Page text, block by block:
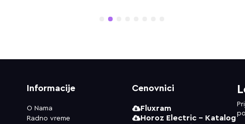
5
Informacije
O Nama
Radno vreme
Cenovnici
Fluxram
Horoz Electric - Katalog